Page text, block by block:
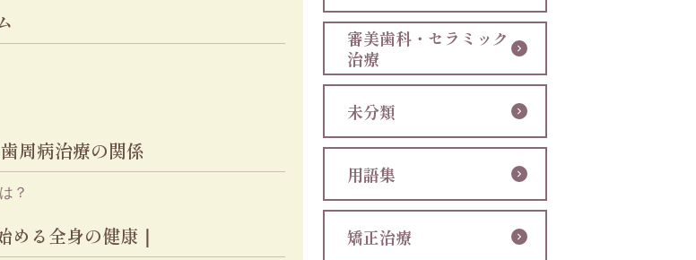
周病治療の関係
？
める全身の健康｜
審美歯科・セラミック
治療
未分類
用語集
矯正治療